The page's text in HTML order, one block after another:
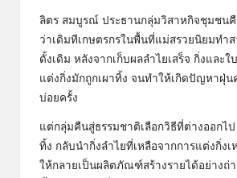
ลิตร สมบูรณ์ ประธานกลุ่มวิสาหกิจชุมชนคื
ว่าเดิมทีเกษตรกรในพื้นที่แม่สรวยนิยมทำ
ดั้งเดิม หลังจากเก็บผลลำไยเสร็จ กิ่งและใ
แต่งกิ่งมักถูกเผาทิ้ง จนทำให้เกิดปัญหาฝุ่
บ่อยครั้ง
แต่กลุ่มคืนสู่ธรรมชาติเลือกวิธีที่ต่างออกไ
ทิ้ง กลับนำกิ่งลำไยที่เหลือจากการแต่งกิ่ง
ให้กลายเป็นผลิตภัณฑ์สร้างรายได้อย่างถ่